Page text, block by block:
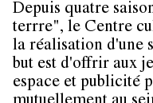
Depuis quatre
terrre", le Centre
la réalisation d'une
but est d'offrir aux
espace et publicité